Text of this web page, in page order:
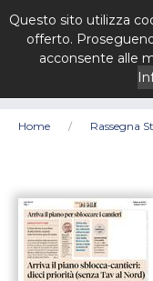
Home Rassegna
Questo sito utilizza
offerto.
acconsente alle